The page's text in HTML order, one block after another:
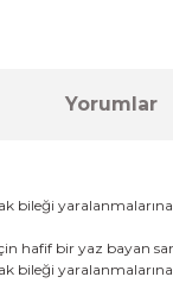
Yorumlar
bileği yaralanmalarına
hafif bir yaz bayan
bileği yaralanmalarına